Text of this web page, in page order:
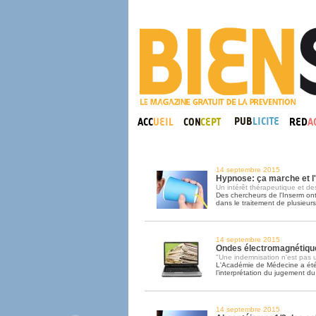
14 septembre 2015
Hypnose: ça marche et
Un intérêt thérapeutique et
Des chercheurs de l'Inserm
dans le traitement de
14 septembre 2015
Ondes
"Une indemnisation n'est pas
L'Académie de Médecine a
l’interprétation du jugement
14 septembre 2015